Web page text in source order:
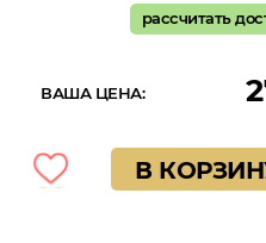
рассчитать
ВАША ЦЕНА:
В